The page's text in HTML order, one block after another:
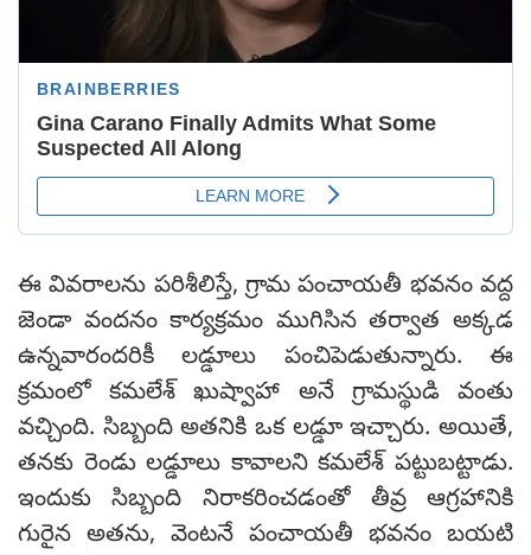
ఈ వివరాలను పరిశీలిస్తే, గ్రామ పంచాయతీ భవనం వద్ద
జెండా వందనం కార్యక్రమం ముగిసిన తర్వాత అక్కడ
ఉన్నవారందరికీ లడ్డూలు పంచిపెడుతున్నారు. ఈ
క్రమంలో కమలేశ్ ఖుష్వాహా అనే గ్రామస్థుడి వంతు
వచ్చింది. సిబ్బంది అతనికి ఒక లడ్డూ ఇచ్చారు. అయితే,
తనకు రెండు లడ్డూలు కావాలని కమలేశ్ పట్టుబట్టాడు.
ఇందుకు సిబ్బంది నిరాకరించడంతో తీవ్ర ఆగ్రహానికి
గురైన అతను, వెంటనే పంచాయతీ భవనం బయటి